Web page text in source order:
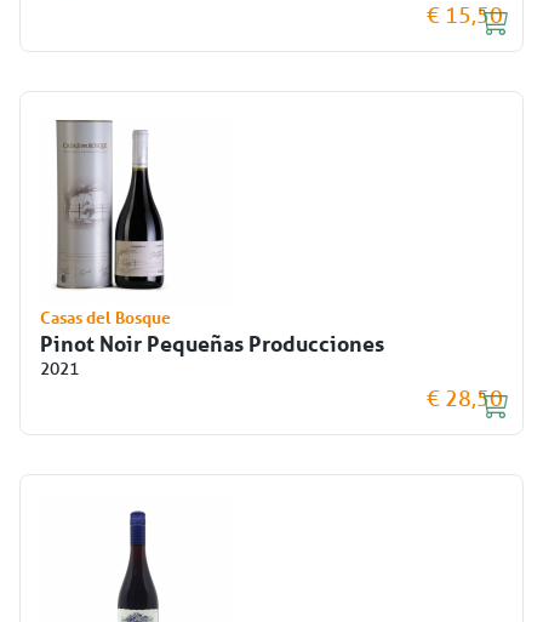
€ 15,50
Casas del Bosque
Pinot Noir Pequeñas Producciones
2021
€ 28,50